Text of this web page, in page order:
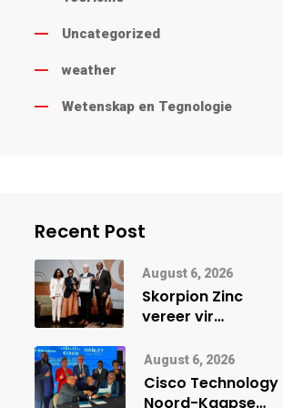
Uncategorized
weather
Wetenskap en Tegnologie
Recent Post
August 6, 2026
Skorpion Zinc
vereer vir
veiligheidsprestasie
by Namibië Mynbou
Ekspo
August 6, 2026
Cisco Technology
Noord-Kaapse